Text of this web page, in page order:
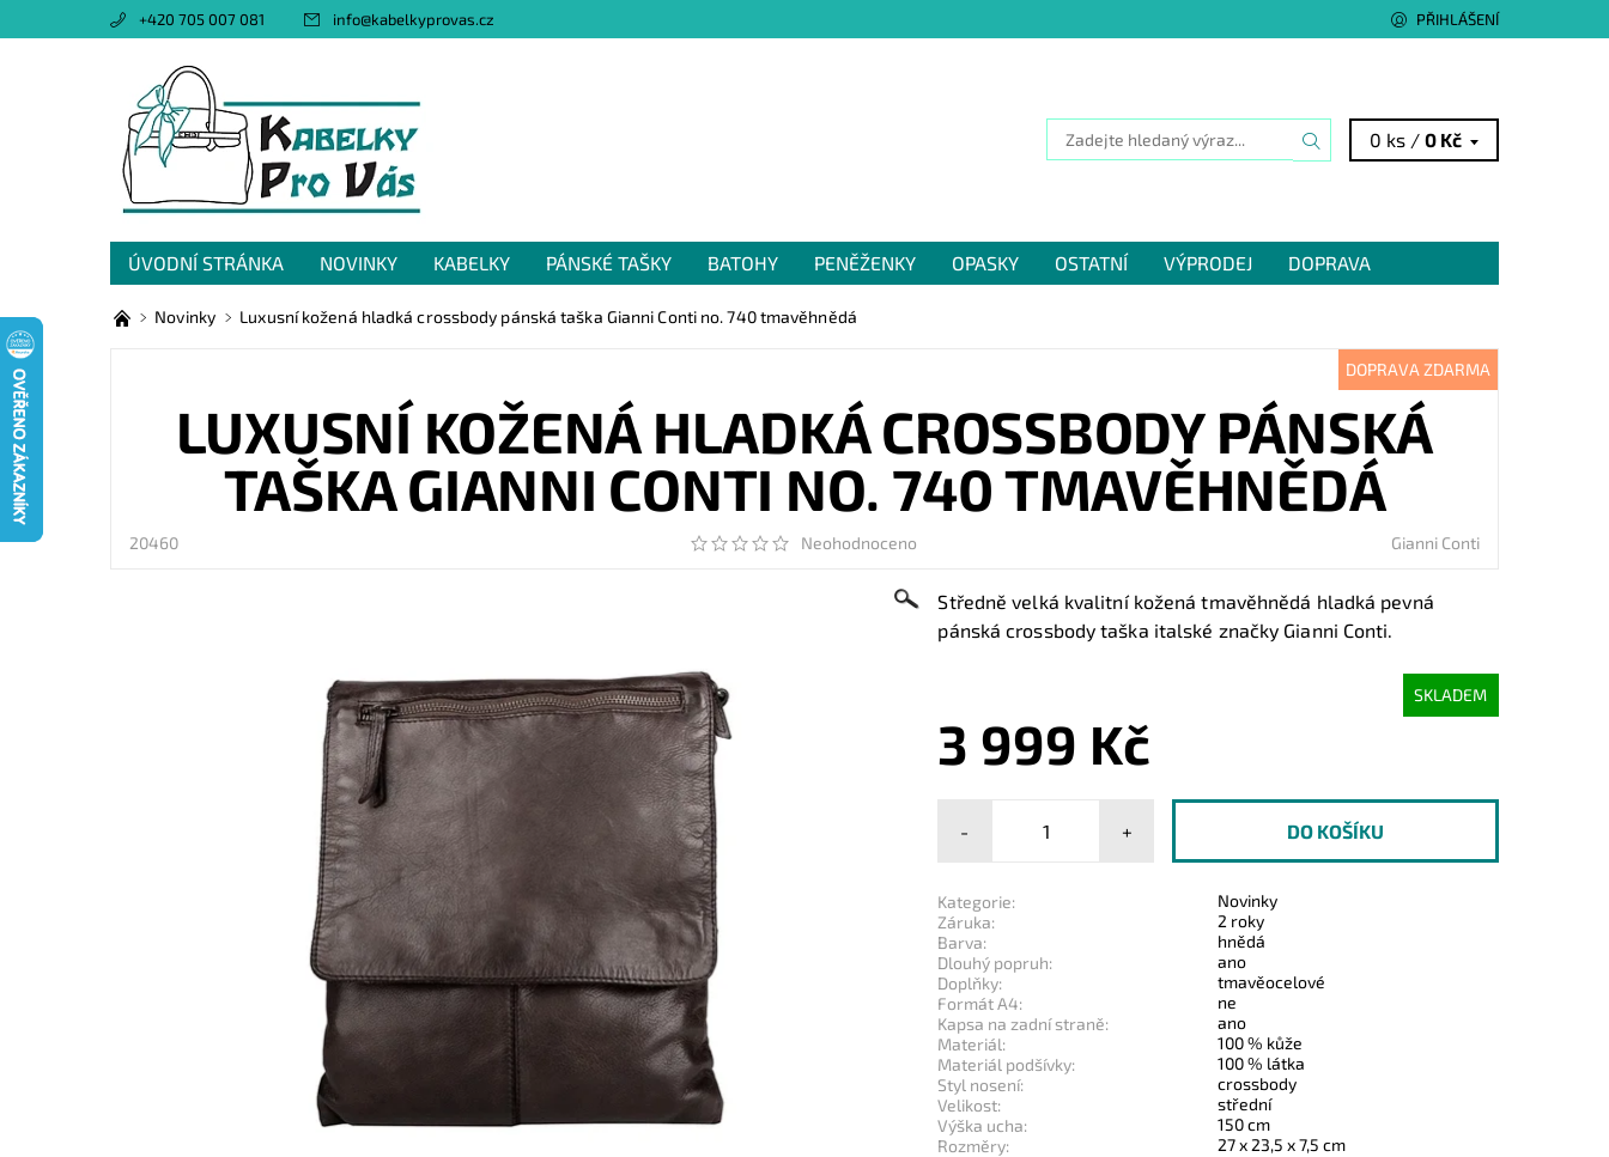
+420 705 007 081 info@kabelkyprovas.cz PŘIHLÁŠENÍ
0 ks /0 Kč
ÚVODNÍ STRÁNKA NOVINKY KABELKY PÁNSKÉ TAŠKY BATOHY PENĚŽENKY OPASKY OSTATNÍ VÝPRODEJ
DOPRAVA
OBCHODNÍ PODMÍNKY
GDPR NAPIŠTE NÁM
Novinky Luxusní kožená hladká crossbody pánská taška Gianni Conti no. 740 tmavěhnědá
DOPRAVA ZDARMA
LUXUSNÍ KOŽENÁ HLADKÁ CROSSBODY PÁNSKÁ
TAŠKA GIANNI CONTI NO. 740 TMAVĚHNĚDÁ
20460 Neohodnoceno Gianni Conti
Středně velká kvalitní kožená tmavěhnědá hladká pevná
pánská crossbody taška italské značky Gianni Conti.
SKLADEM
3 999 Kč
- +
Kategorie:
Novinky
Záruka:
2 roky
Barva:
hnědá
Dlouhý popruh:
ano
Doplňky:
tmavěocelové
Formát A4:
ne
Kapsa na zadní straně:
ano
Materiál:
100 % kůže
Materiál podšívky:
100 % látka
Styl nosení:
crossbody
Velikost:
střední
Výška ucha:
150 cm
Rozměry:
27 x 23,5 x 7,5 cm